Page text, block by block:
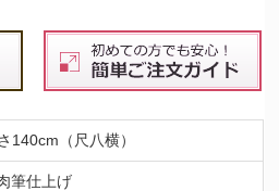
140cm（尺八横）
筆仕上げ